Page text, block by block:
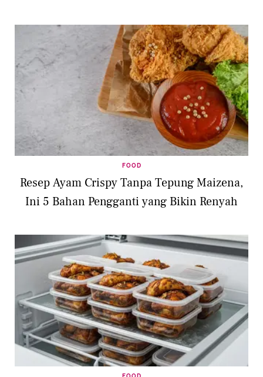
FOOD
Resep Ayam Crispy Tanpa Tepung Maizena,
Ini 5 Bahan Pengganti yang Bikin Renyah